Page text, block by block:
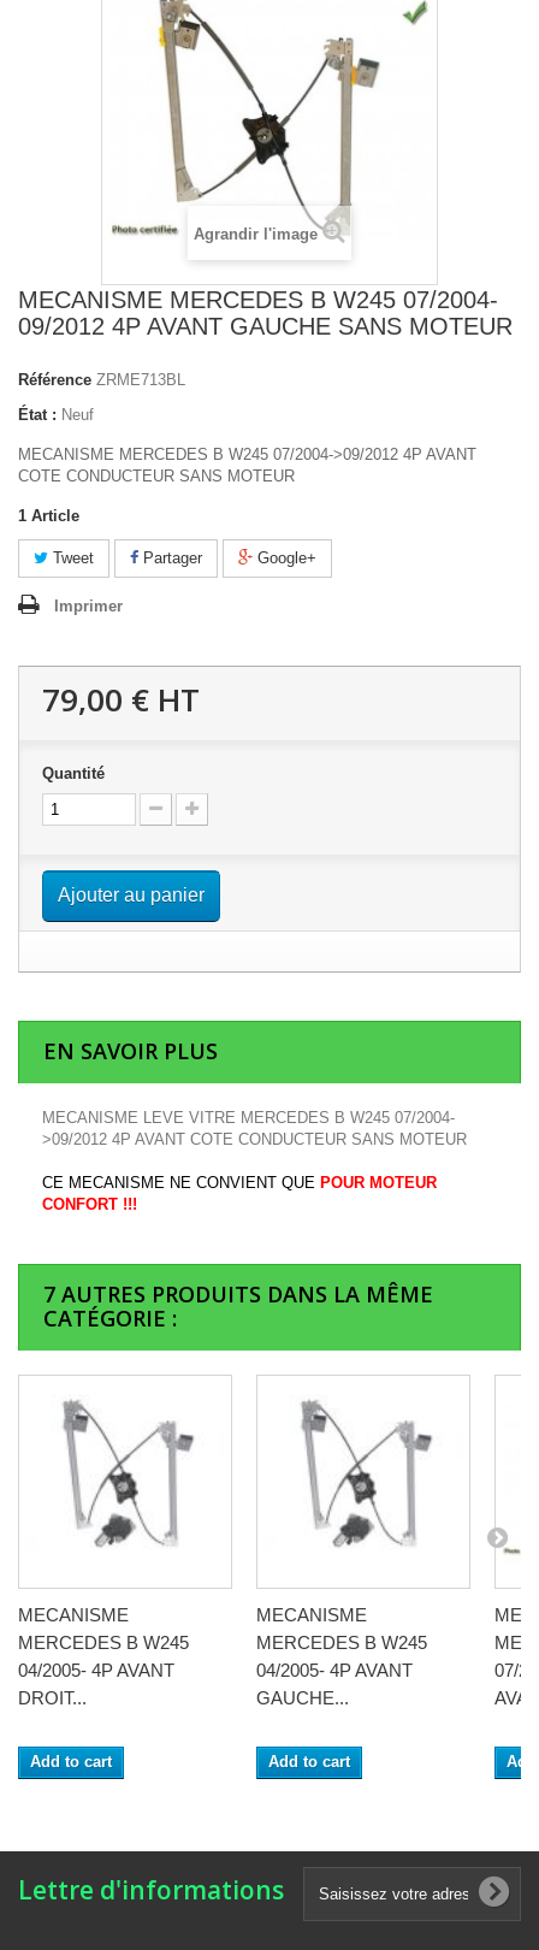
Agrandir l'image
MECANISME MERCEDES B W245 07/2004-
09/2012 4P AVANT GAUCHE SANS MOTEUR
Référence ZRME713BL
État : Neuf
MECANISME MERCEDES B W245 07/2004->09/2012 4P AVANT
COTE CONDUCTEUR SANS MOTEUR
1 Article
Tweet Partager Google+
Imprimer
79,00 € HT
Quantité
Ajouter au panier
EN SAVOIR PLUS
MECANISME LEVE VITRE MERCEDES B W245 07/2004-
>09/2012 4P AVANT COTE CONDUCTEUR SANS MOTEUR
CE MECANISME NE CONVIENT QUE POUR MOTEUR
CONFORT !!!
7 AUTRES PRODUITS DANS LA MÊME
CATÉGORIE :
MECANISME
MERCEDES B W245
04/2005- 4P AVANT
DROIT...
Add to cart
MECANISME
MERCEDES B W245
04/2005- 4P AVANT
GAUCHE...
Add to cart
07/
Lettre d'informations